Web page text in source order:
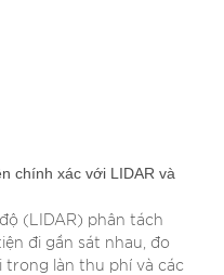
chính xác với LIDAR và
(LIDAR) phân tách
đi gần sát nhau, đo
trong làn thu phí và các